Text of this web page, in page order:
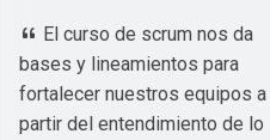
El curso de scrum nos da
bases y lineamientos para
fortalecer nuestros equipos a
partir del entendimiento de lo